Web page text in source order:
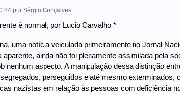
por Sérgio Gonçalves
é normal, por Lucio Carvalho *
uma notícia veiculada primeiramente no Jornal
aparente, ainda não foi plenamente assimilada pela
nenhum aspecto. A manipulação dessa distinção
perseguidos e até mesmo
nazistas em relação às pessoas com deficiência